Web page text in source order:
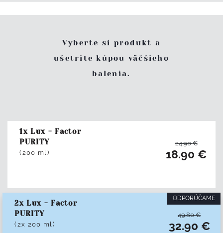
Vyberte si produkt a
ušetrite kúpou väčšieho
balenia.
1x Lux - Factor
PURITY
(200 ml)
24.90 €
18.90 €
ODPORÚČAME
2x Lux - Factor
PURITY
(2x 200 ml)
49.80 €
32.90 €